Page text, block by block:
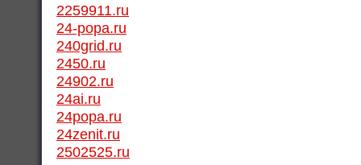
2259911.ru
24-popa.ru
240grid.ru
2450.ru
24902.ru
24ai.ru
24popa.ru
24zenit.ru
2502525.ru